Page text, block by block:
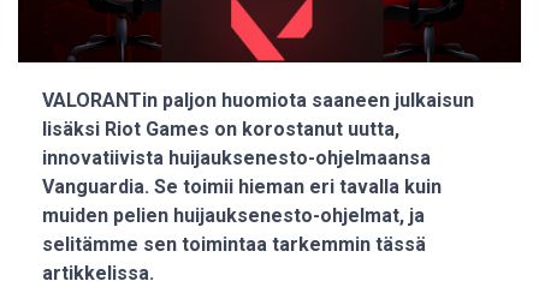
VALORANTin paljon huomiota saaneen julkaisun
lisäksi Riot Games on korostanut uutta,
innovatiivista huijauksenesto-ohjelmaansa
Vanguardia. Se toimii hieman eri tavalla kuin
muiden pelien huijauksenesto-ohjelmat, ja
selitämme sen toimintaa tarkemmin tässä
artikkelissa.